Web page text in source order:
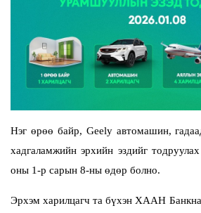
Нэг өрөө байр, Geely автомашин,
хадгаламжийн эрхийн эздийг
оны 1-р сарын 8-ны өдөр болно.
Эрхэм харилцагч та бүхэн ХААН